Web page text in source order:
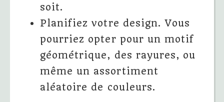
soit.
Planifiez votre design. Vous
pourriez opter pour un motif
géométrique, des rayures, ou
même un assortiment
aléatoire de couleurs.